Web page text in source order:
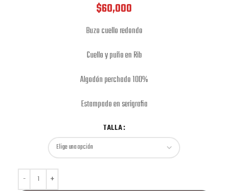
$60,000
Buzo cuello redondo
Cuello y puño en Rib
Algodón perchado 100%
Estampado en serigrafia
TALLA